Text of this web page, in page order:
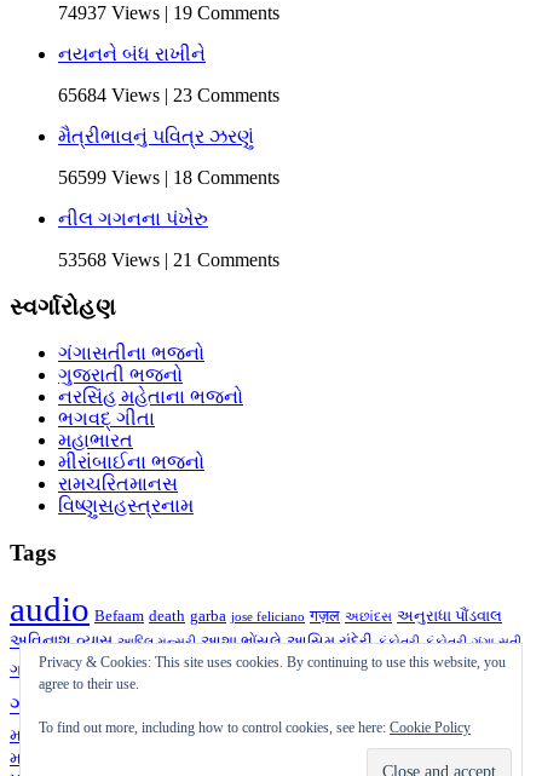
74937 Views | 19 Comments
નયનને બંધ રાખીને
65684 Views | 23 Comments
મૈત્રીભાવનું પવિત્ર ઝરણું
56599 Views | 18 Comments
નીલ ગગનના પંખેરુ
53568 Views | 21 Comments
સ્વર્ગારોહણ
ગંગાસતીના ભજનો
ગુજરાતી ભજનો
નરસિંહ મહેતાના ભજનો
ભગવદ્ ગીતા
મહાભારત
મીરાંબાઈના ભજનો
રામચરિતમાનસ
વિષ્ણુસહસ્ત્રનામ
Tags
audio Befaam death garba jose feliciano गज़ल અછાંદસ અનુરાધા પૌંડવાલ
અવિનાશ વ્યાસ આદિલ મન્સૂરી આશા ભોંસલે આસિમ રાંદેરી કંકોતરી કંકોત્રી ગંગા સતી
ગઝલ ગઝલ ગની દહીંવાલા ગીત ગુજરાતી ગુજરાતી ગઝલ ગુજરાતી
ગઝલ
ચાતક
મહેતા પુરુષોત્તમ ઉપાધ્યાય પ્રતિકાવ્ય પ્રાર્થના બેફામ ભજન મનહર ઉધાસ
મારા તરફથી
Privacy & Cookies: This site uses cookies. By continuing to use this website, you
agree to their use.
To find out more, including how to control cookies, see here: Cookie Policy